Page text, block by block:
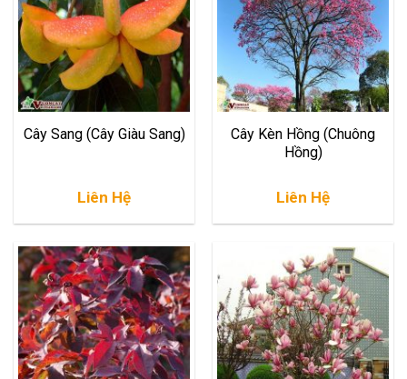
Cây Sang (Cây Giàu Sang)
Liên Hệ
Cây Kèn Hồng (Chuông
Hồng)
Liên Hệ